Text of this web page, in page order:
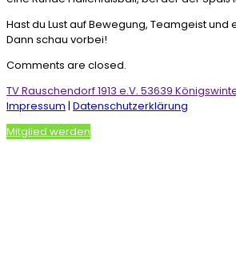
Hast du Lust auf Bewegung, Teamgeist und
Dann schau vorbei!
Comments are closed.
TV Rauschendorf 1913 e.V. 53639
Impressum | Datenschutzerklärung
Mitglied werden